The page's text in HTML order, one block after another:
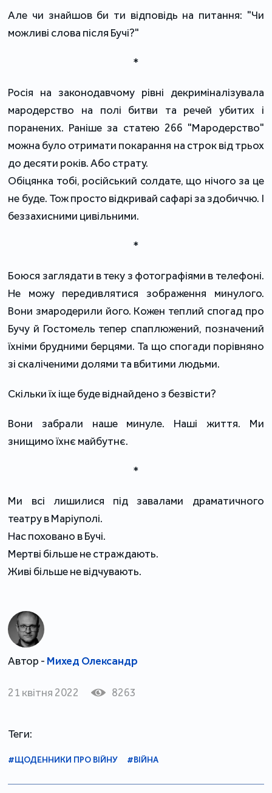
Але чи знайшов би ти відповідь на питання: "Чи
можливі слова після Бучі?"
*
Росія на законодавчому рівні декриміналізувала
мародерство на полі битви та речей убитих і
поранених. Раніше за статею 266 "Мародерство"
можна було отримати покарання на строк від трьох
до десяти років. Або страту.
Обіцянка тобі, російський солдате, що нічого за це
не буде. Тож просто відкривай сафарі за здобиччю. І
беззахисними цивільними.
*
Боюся заглядати в теку з фотографіями в телефоні.
Не можу передивлятися зображення минулого.
Вони змародерили його. Кожен теплий спогад про
Бучу й Гостомель тепер спаплюжений, позначений
їхніми брудними берцями. Та що спогади порівняно
зі скаліченими долями та вбитими людьми.
Скільки їх іще буде віднайдено з безвісти?
Вони забрали наше минуле. Наші життя. Ми
знищимо їхнє майбутнє.
*
Ми всі лишилися під завалами драматичного
театру в Маріуполі.
Нас поховано в Бучі.
Мертві більше не страждають.
Живі більше не відчувають.
Автор - Михед Олександр
21 квітня 2022 8263
Теги:
#ЩОДЕННИКИ ПРО ВІЙНУ #ВІЙНА